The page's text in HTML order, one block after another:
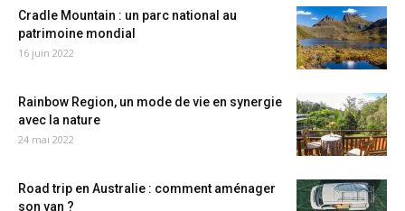
Cradle Mountain : un parc national au
patrimoine mondial
16 juin 2022
Rainbow Region, un mode de vie en synergie
avec la nature
24 mai 2022
Road trip en Australie : comment aménager
son van ?